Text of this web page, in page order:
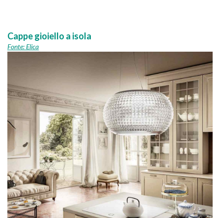
Cappe gioiello a isola
Fonte: Elica